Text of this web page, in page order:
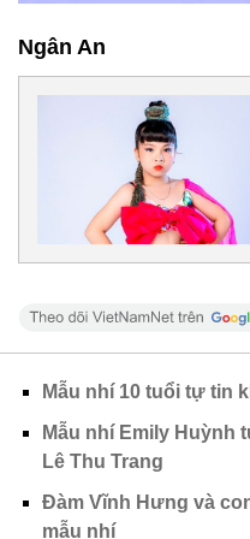
Ngân An
Mẫu nhí 10 tuổi tự tin
Mẫu nhí Emily Huỳnh
Lê Thu Trang
Đàm Vĩnh Hưng và
mẫu nhí